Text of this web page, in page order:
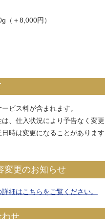
（＋8,000円）
ビス料が含まれます。
、仕入状況により予告なく変更
時は変更になることがあります
変更のお知らせ
細はこちらをご覧ください。
わせ